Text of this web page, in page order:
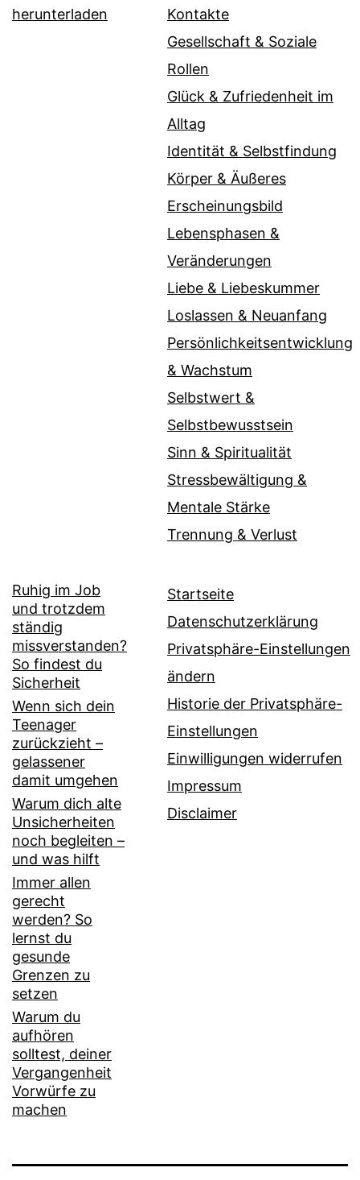
herunterladen
Kontakte
Gesellschaft & Soziale
Rollen
Glück & Zufriedenheit im
Alltag
Identität & Selbstfindung
Körper & Äußeres
Erscheinungsbild
Lebensphasen &
Veränderungen
Liebe & Liebeskummer
Loslassen & Neuanfang
Persönlichkeitsentwicklung
& Wachstum
Selbstwert &
Selbstbewusstsein
Sinn & Spiritualität
Stressbewältigung &
Mentale Stärke
Trennung & Verlust
Ruhig im Job
und trotzdem
ständig
missverstanden?
So findest du
Sicherheit
Wenn sich dein
Teenager
zurückzieht –
gelassener
damit umgehen
Warum dich alte
Unsicherheiten
noch begleiten –
und was hilft
Immer allen
gerecht
werden? So
lernst du
gesunde
Grenzen zu
setzen
Warum du
aufhören
solltest, deiner
Vergangenheit
Vorwürfe zu
machen
Startseite
Datenschutzerklärung
Privatsphäre-Einstellungen
ändern
Historie der Privatsphäre-
Einstellungen
Einwilligungen widerrufen
Impressum
Disclaimer